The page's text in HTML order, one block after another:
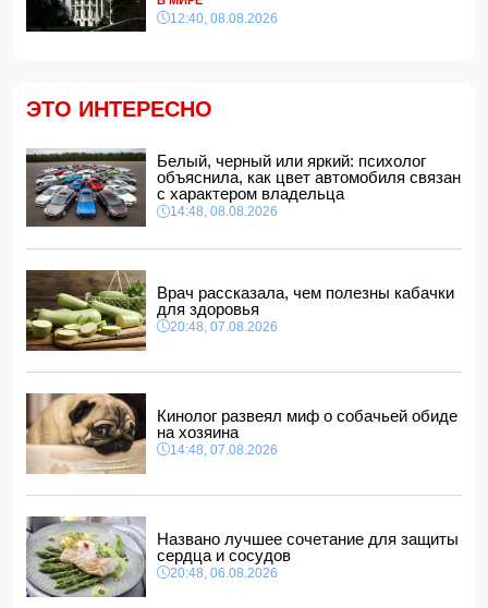
СМИ: США ищут на Кубе фигуру для повторения
В Сахалинской области произошло землетрясение
магнитудой 5.3
Новая Зеландия ввела 35-й пакет санкций против
России
12:28, 08.08.2026
Защитник "Барселоны" Рональд Араухо переходит в
"Ливерпуль"
12:12, 08.08.2026
В мире зафиксирован рекордный рост цен на продукты
12:00, 08.08.2026
В Гобустанском районе Hyundai врезался в фонарный
12:40, 08.08.2026
ЭТО ИНТЕРЕСНО
Белый, черный или яркий: психолог
объяснила, как цвет автомобиля связан
с характером владельца
14:48, 08.08.2026
Врач рассказала, чем полезны кабачки
для здоровья
20:48, 07.08.2026
Кинолог развеял миф о собачьей обиде
на хозяина
14:48, 07.08.2026
Названо лучшее сочетание для защиты
сердца и сосудов
20:48, 06.08.2026